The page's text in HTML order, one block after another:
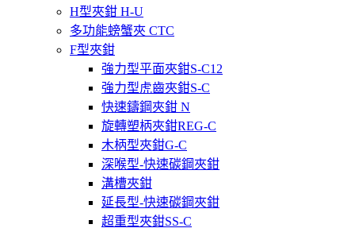
H型夾鉗 H-U
多功能螃蟹夾 CTC
F型夾鉗
強力型平面夾鉗S-C12
強力型虎齒夾鉗S-C
快速鑄鋼夾鉗 N
旋轉塑柄夾鉗REG-C
木柄型夾鉗G-C
深喉型-快速碳鋼夾鉗
溝槽夾鉗
延長型-快速碳鋼夾鉗
超重型夾鉗SS-C